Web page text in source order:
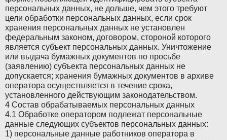
персональных данных, не дольше, чем этого требуют
цели обработки персональных данных, если срок
хранения персональных данных не установлен
федеральным законом, договором, стороной которого
является субъект персональных данных. Уничтожение
или выдача бумажных документов по просьбе
(заявлению) субъекта персональных данных не
допускается; хранения бумажных документов в архиве
оператора осуществляется в течение срока,
установленного действующим законодательством.
4 Состав обрабатываемых персональных данных
4.1 Обработке оператором подлежат персональные
данные следующих субъектов персональных данных:
1) персональные данные работников оператора в
Honda
Hummer
Hyundai
Infiniti
Isuzu
Jaguar
Jeep
Honda
Hummer
Hyundai
Infiniti
Isuzu
Jaguar
Jeep